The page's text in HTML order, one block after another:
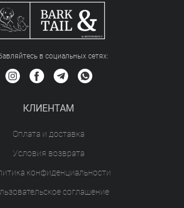
в социальных сетяx:
КЛИЕНТАМ
Оплата и доставка
Условия возврата
конфиденциальности
соглашение